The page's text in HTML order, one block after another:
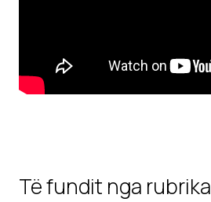
Të fundit nga rubrika